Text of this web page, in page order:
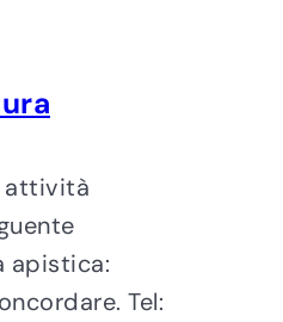
attività
apistica:
Tel: